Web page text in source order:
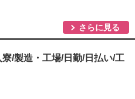
さらに見る
寮/製造・工場/日勤/日払い/工